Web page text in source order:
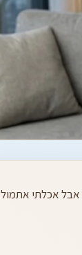
לא הזמנתם. "אולי